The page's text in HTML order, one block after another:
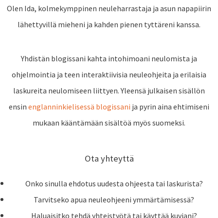
Olen Ida, kolmekymppinen neuleharrastaja ja asun napapiirin
lähettyvillä mieheni ja kahden pienen tyttäreni kanssa.
Yhdistän blogissani kahta intohimoani neulomista ja
ohjelmointia ja teen interaktiivisia neuleohjeita ja erilaisia
laskureita neulomiseen liittyen. Yleensä julkaisen sisällön
ensin englanninkielisessä blogissani ja pyrin aina ehtimiseni
mukaan kääntämään sisältöä myös suomeksi.
Ota yhteyttä
Onko sinulla ehdotus uudesta ohjeesta tai laskurista?
Tarvitseko apua neuleohjeeni ymmärtämisessä?
Haluaisitko tehdä yhteistyötä tai käyttää kuviani?